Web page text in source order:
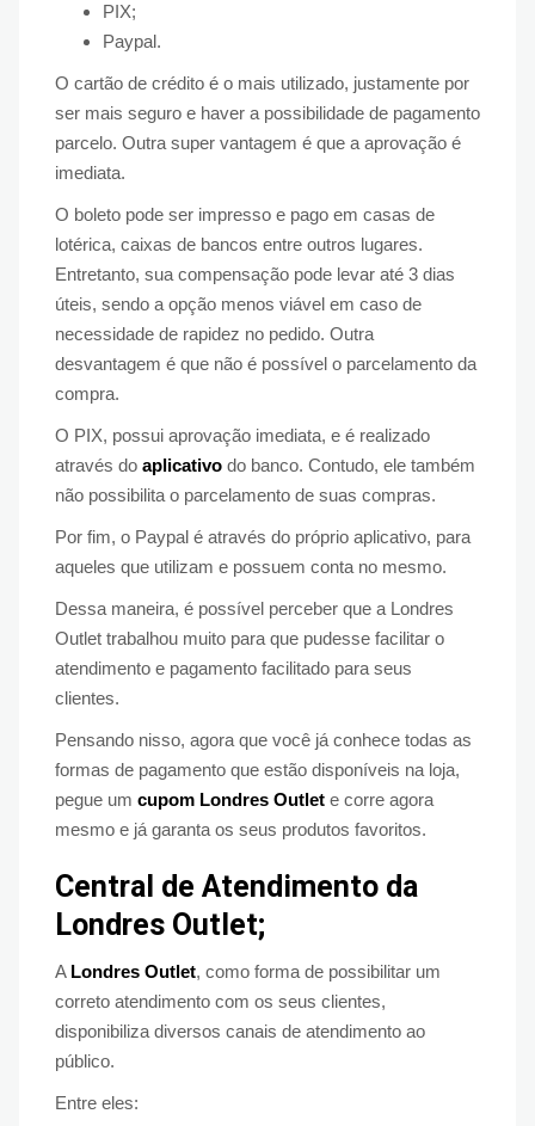
PIX;
Paypal.
O cartão de crédito é o mais utilizado, justamente por
ser mais seguro e haver a possibilidade de pagamento
parcelo. Outra super vantagem é que a aprovação é
imediata.
O boleto pode ser impresso e pago em casas de
lotérica, caixas de bancos entre outros lugares.
Entretanto, sua compensação pode levar até 3 dias
úteis, sendo a opção menos viável em caso de
necessidade de rapidez no pedido. Outra
desvantagem é que não é possível o parcelamento da
compra.
O PIX, possui aprovação imediata, e é realizado
através do aplicativo do banco. Contudo, ele também
não possibilita o parcelamento de suas compras.
Por fim, o Paypal é através do próprio aplicativo, para
aqueles que utilizam e possuem conta no mesmo.
Dessa maneira, é possível perceber que a Londres
Outlet trabalhou muito para que pudesse facilitar o
atendimento e pagamento facilitado para seus
clientes.
Pensando nisso, agora que você já conhece todas as
formas de pagamento que estão disponíveis na loja,
pegue um cupom Londres Outlet e corre agora
mesmo e já garanta os seus produtos favoritos.
Central de Atendimento da
Londres Outlet;
A Londres Outlet, como forma de possibilitar um
correto atendimento com os seus clientes,
disponibiliza diversos canais de atendimento ao
público.
Entre eles: